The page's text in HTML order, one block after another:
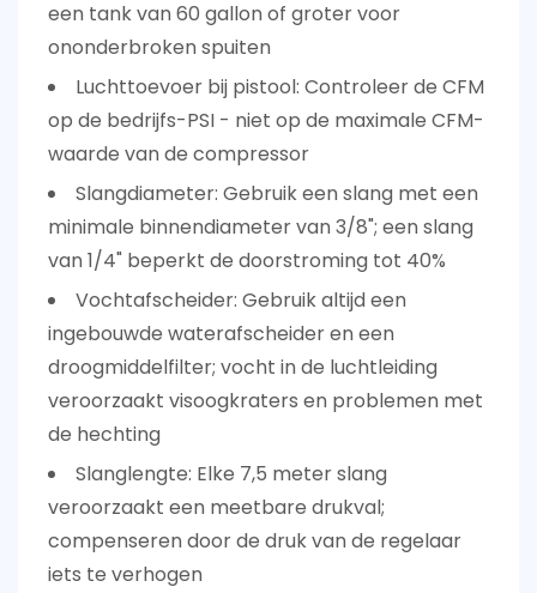
een tank van 60 gallon of groter voor
ononderbroken spuiten
Luchttoevoer bij pistool: Controleer de CFM
op de bedrijfs-PSI - niet op de maximale CFM-
waarde van de compressor
Slangdiameter: Gebruik een slang met een
minimale binnendiameter van 3/8"; een slang
van 1/4" beperkt de doorstroming tot 40%
Vochtafscheider: Gebruik altijd een
ingebouwde waterafscheider en een
droogmiddelfilter; vocht in de luchtleiding
veroorzaakt visoogkraters en problemen met
de hechting
Slanglengte: Elke 7,5 meter slang
veroorzaakt een meetbare drukval;
compenseren door de druk van de regelaar
iets te verhogen